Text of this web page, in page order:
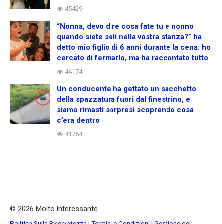
45429
“Nonna, devo dire cosa fate tu e nonno
quando siete soli nella vostra stanza?” ha
detto mio figlio di 6 anni durante la cena: ho
cercato di fermarlo, ma ha raccontato tutto
44174
Un conducente ha gettato un sacchetto
della spazzatura fuori dal finestrino, e
siamo rimasti sorpresi scoprendo cosa
c’era dentro
41754
© 2026 Molto Interessante